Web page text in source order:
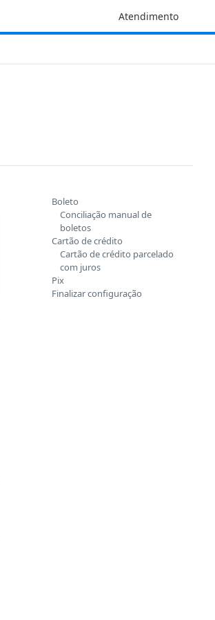
Atendimento
Boleto
Conciliação manual de
boletos
Cartão de crédito
Cartão de crédito parcelado
com juros
Pix
Finalizar configuração